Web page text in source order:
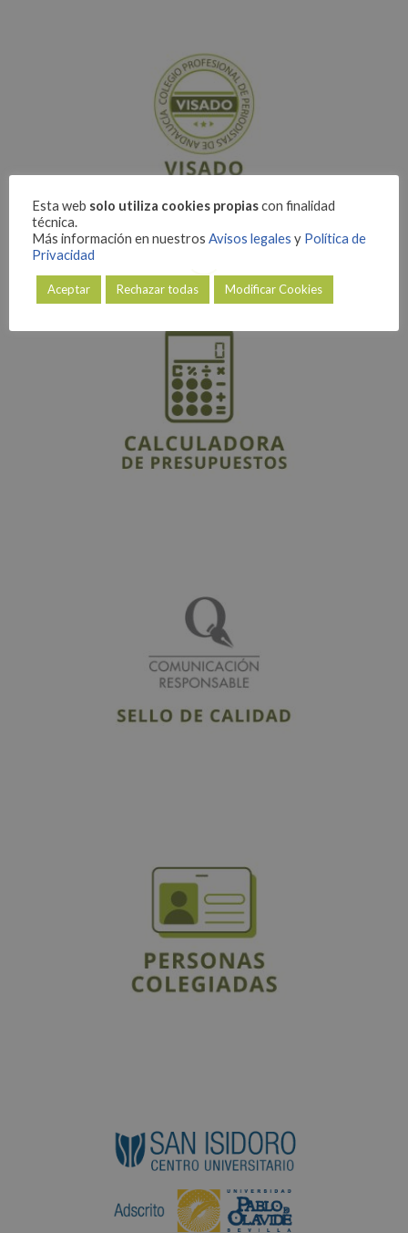
Esta web solo utiliza cookies propiascon finalidad
técnica.
Más información en nuestros Avisos legales y Política de
Privacidad
Aceptar Rechazar todas Modificar Cookies